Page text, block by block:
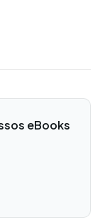
eBooks